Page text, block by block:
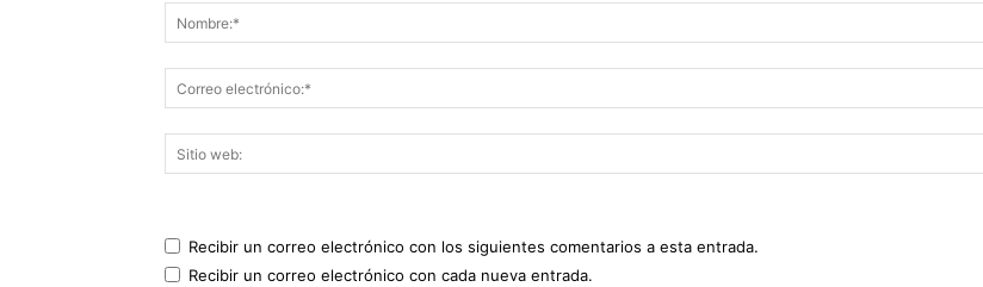
Recibir un correo electrónico con los siguientes comentarios a esta entrada.
Recibir un correo electrónico con cada nueva entrada.